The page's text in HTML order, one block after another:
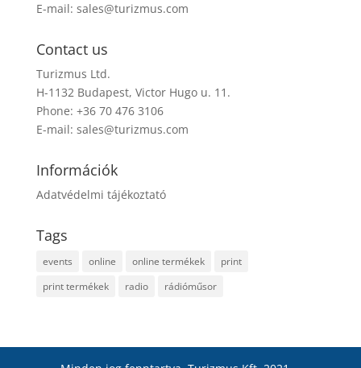
E-mail: sales@turizmus.com
Contact us
Turizmus Ltd.
H-1132 Budapest, Victor Hugo u. 11.
Phone: +36 70 476 3106
E-mail: sales@turizmus.com
Információk
Adatvédelmi tájékoztató
Tags
events online online termékek
print
print termékek
radio rádióműsor